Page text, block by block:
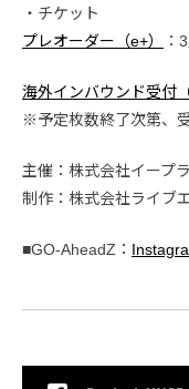
・チケット
プレオーダー（e+）
：
海外インバウンド受付（
※予定枚数終了次第、
主催：株式会社イープ
制作：株式会社ライブ
■GO-AheadZ：